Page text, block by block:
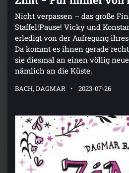
Nicht verpassen – das große
Staffel!Pause! Vicky und
erledigt von der Aufregung
Da kommt es ihnen gerade
sie diesmal an einen völlig
nämlich an die Küste.
BACH, DAGMAR 2023-07-26